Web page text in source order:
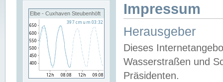
Elbe - Cuxhaven Steubenhöft Impressum
Herausgeber
Dieses
Wasserstraßen und
Präsidenten.